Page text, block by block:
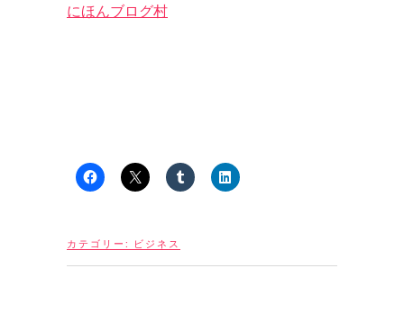
にほんブログ村
カテゴリー: ビジネス